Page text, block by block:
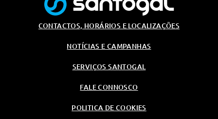
CONTACTOS, HORÁRIOS E LOCALIZAÇÕES
NOTÍCIAS E CAMPANHAS
SERVIÇOS SANTOGAL
FALE CONNOSCO
POLITICA DE COOKIES